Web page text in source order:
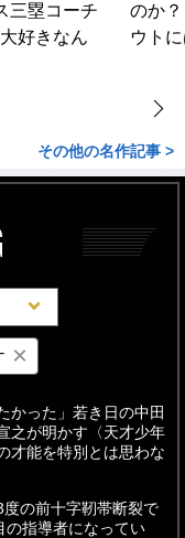
三塁コーチ
好きなん
のか
ウト
その他の名作記事 >
週間
かった」若き日の中田
之が明かす〈天才少年
才能を特別とは思わな
の前十字靭帯断裂で
の指導者になってい
×